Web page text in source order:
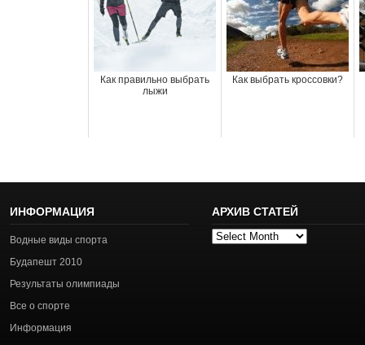
Как правильно выбрать
лыжи
Как выбрать кроссовки?
ИНФОРМАЦИЯ
Водные виды спорта
Будапешт 2010
Результаты олимпиады
Все о спорте
Информация
АРХИВ СТАТЕЙ
Архив